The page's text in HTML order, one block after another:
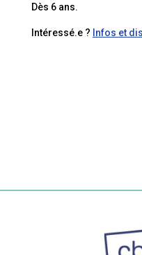
Dès 6 ans.
Intéressé.e ? Infos et